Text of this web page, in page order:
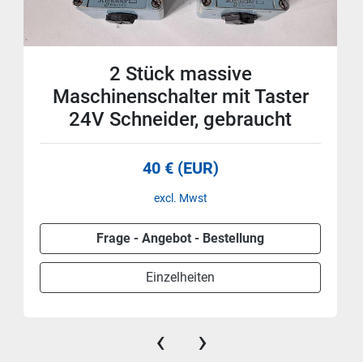
2 Stück massive
Maschinenschalter mit Taster
24V Schneider, gebraucht
40 € (EUR)
excl. Mwst
Frage - Angebot - Bestellung
Einzelheiten
‹ ›